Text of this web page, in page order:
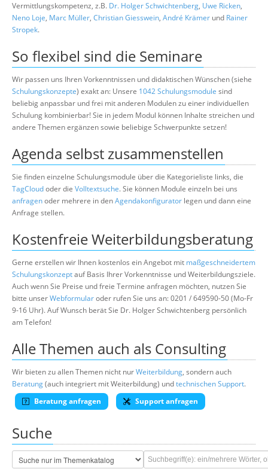
Vermittlungskompetenz, z.B. Dr. Holger Schwichtenberg, Uwe Ricken,
Neno Loje, Marc Müller, Christian Giesswein, André Krämer und Rainer
Stropek.
So flexibel sind die Seminare
Wir passen uns Ihren Vorkenntnissen und didaktischen Wünschen (siehe
Schulungskonzepte) exakt an: Unsere 1042 Schulungsmodule sind
beliebig anpassbar und frei mit anderen Modulen zu einer individuellen
Schulung kombinierbar! Sie in jedem Modul können Inhalte streichen und
andere Themen ergänzen sowie beliebige Schwerpunkte setzen!
Agenda selbst zusammenstellen
Sie finden einzelne Schulungsmodule über die Kategorieliste links, die
TagCloudoder die Volltextsuche. Sie können Module einzeln bei uns
anfragenoder mehrere in denAgendakonfigurator legen und dann eine
Anfrage stellen.
Kostenfreie Weiterbildungsberatung
Gerne erstellen wir Ihnen kostenlos ein Angebot mit maßgeschneidertem
Schulungskonzeptauf Basis Ihrer Vorkenntnisse und Weiterbildungsziele.
Auch wenn Sie Preise und freie Termine anfragen möchten, nutzen Sie
bitte unserWebformularoder rufen Sie uns an: 0201 / 649590-50 (Mo-Fr
9-16 Uhr). Auf Wunsch berät Sie Dr. Holger Schwichtenberg persönlich
am Telefon!
Alle Themen auch als Consulting
Wir bieten zu allen Themen nicht nurWeiterbildung, sondern auch
Beratung(auch integriert mit Weiterbildung) undtechnischen Support.
Beratung anfragen
Support anfragen
Suche